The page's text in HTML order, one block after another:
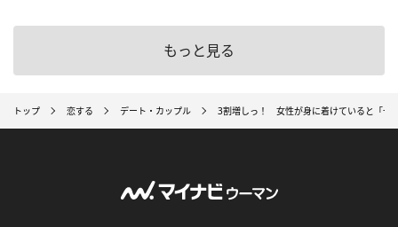
もっと見る
トップ 恋する デート・カップル 3割増しっ！ 女性が身に着けていると「一